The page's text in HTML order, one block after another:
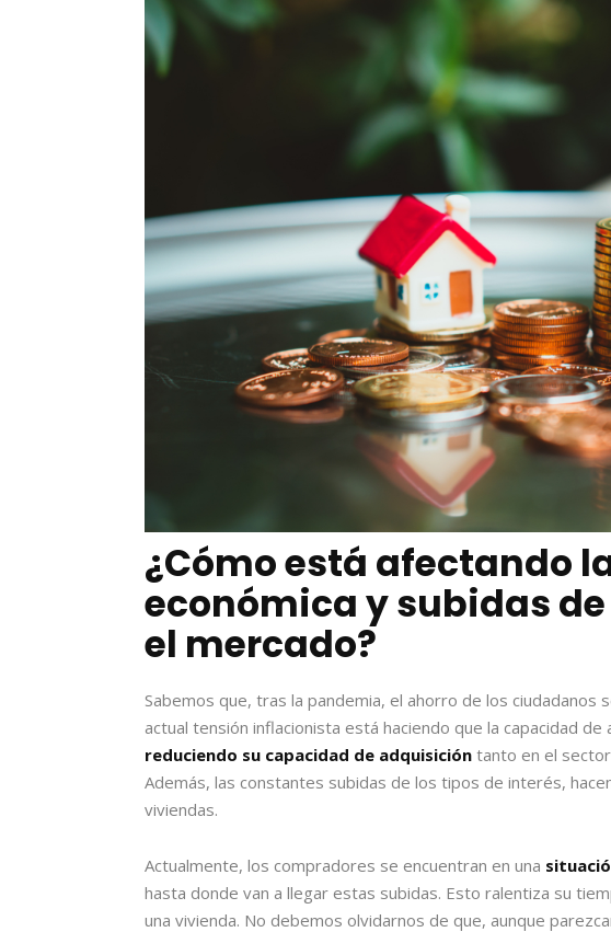
¿Cómo está afectando
económica y subidas
el mercado?
Sabemos que, tras la pandemia, el ahorro de los
actual tensión inflacionista está haciendo que la capacidad
reduciendo su capacidad de adquisición tanto en el
Además, las constantes subidas de los tipos de interés,
viviendas.
Actualmente, los compradores se encuentran en una
hasta donde van a llegar estas subidas. Esto ralentiza su
una vivienda. No debemos olvidarnos de que, aunque